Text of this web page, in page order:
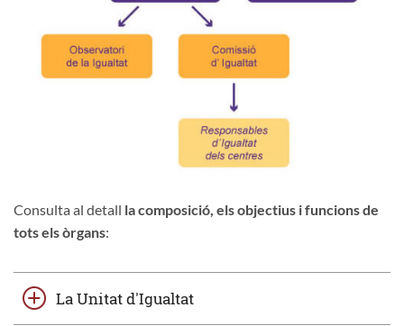
Consulta al detall la composició, els objectius i funcions de
tots els òrgans:
La Unitat d'Igualtat